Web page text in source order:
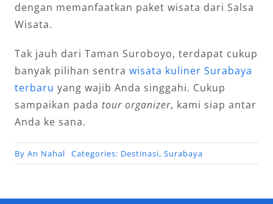
dengan memanfaatkan paket wisata dari Salsa
Wisata.
Tak jauh dari Taman Suroboyo, terdapat cukup
banyak pilihan sentra wisata kuliner Surabaya
terbaru yang wajib Anda singgahi. Cukup
sampaikan pada tour organizer, kami siap antar
Anda ke sana.
By An Nahal Categories: Destinasi, Surabaya